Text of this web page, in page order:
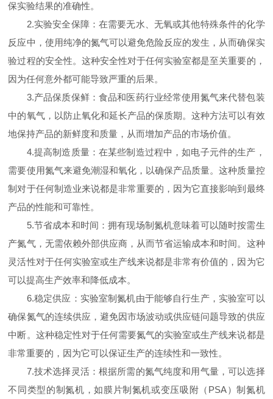
保实验结果的准确性。
2.实验安全保障：在需要无水、无氧或其他特殊条件的化学
反应中，使用纯净的氮气可以避免危险反应的发生，从而确保实
验过程的安全性。这种安全性对于任何实验室都是至关重要的，
因为任何意外都可能导致严重的后果。
3.产品保质保鲜：食品和医药行业经常使用氮气来代替包装
中的氧气，以防止氧化和延长产品的保质期。这种方法可以有效
地保持产品的新鲜度和质量，从而增加产品的市场价值。
4.提高制造质量：在某些制造过程中，如电子元件的生产，
需要使用氮气来避免潮湿和氧化，以确保产品质量。这种质量控
制对于任何制造业来说都是非常重要的，因为它直接影响到最终
产品的性能和可靠性。
5.节省成本和时间：拥有现场制氮机意味着可以随时按需生
产氮气，无需依赖外部供应商，从而节省运输成本和时间。这种
灵活性对于任何实验室或生产线来说都是非常有价值的，因为它
可以提高生产效率和降低成本。
6.稳定供应：实验室制氮机由于能够自行生产，实验室可以
确保氮气的连续供应，避免因市场波动或供应链问题导致的供应
中断。这种稳定性对于任何需要氮气的实验室或生产线来说都是
非常重要的，因为它可以保证生产的连续性和一致性。
7.技术选择灵活：根据所需的氮气纯度和用气量，可以选择
不同类型的制氮机，如膜片制氮机或变压吸附（PSA）制氮机